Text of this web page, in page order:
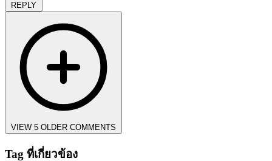
REPLY
VIEW 5 OLDER COMMENTS
Tag ที่เกี่ยวข้อง